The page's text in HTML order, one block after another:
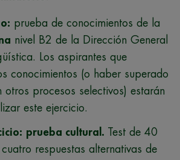
prueba de conocimientos de la
nivel B2 de la Dirección General
Los aspirantes que
conocimientos (o haber superado
otros procesos selectivos) estarán
este ejercicio.
prueba cultural. Test de 40
respuestas alternativas de